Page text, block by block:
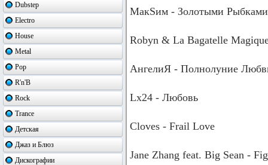
Dubstep
Electro
House
Metal
Pop
R'n'B
Rock
Trance
Детская
Джаз и Блюз
Дискографии
МакSим - Золотыми Рыбками
Robyn & La Bagatelle
АнгелиЯ - Полнолуние
Lx24 - Любовь
Cloves - Frail Love
Jane Zhang feat. Big Sean -